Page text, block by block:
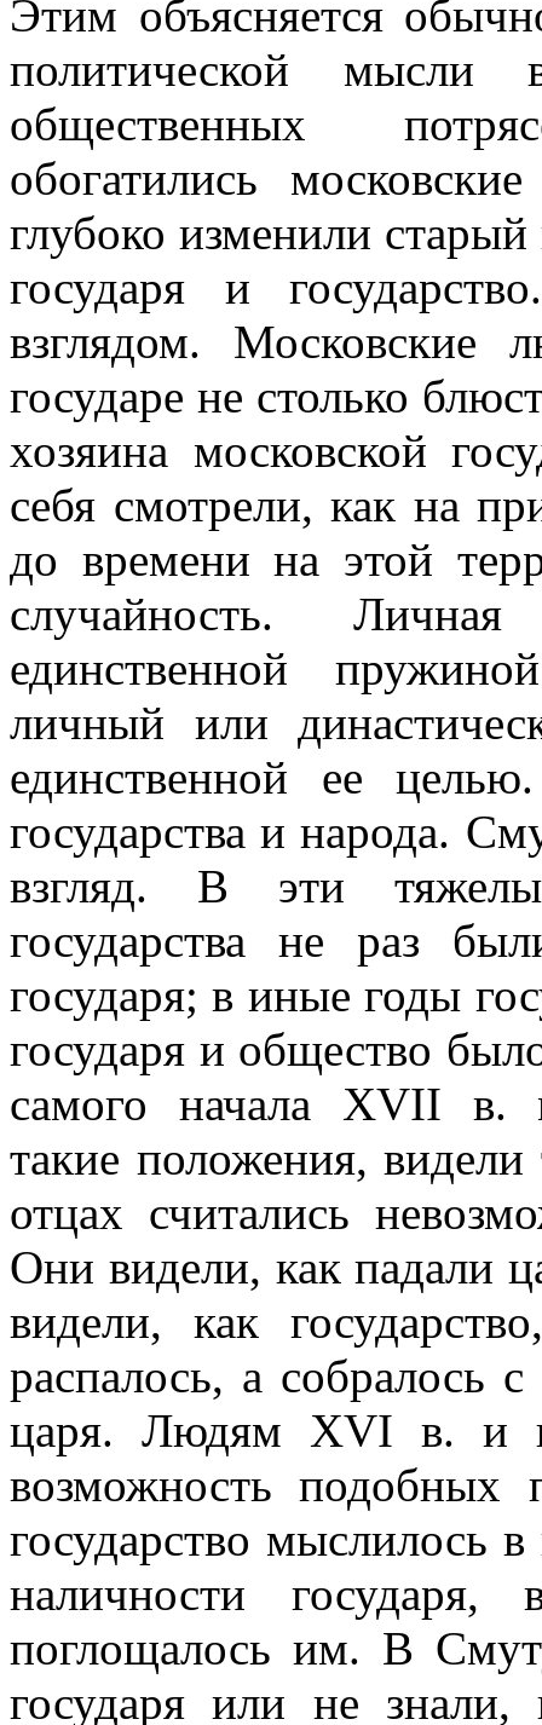
Этим объясняется
политической
общественных
обогатились
глубоко изменили
государя и
взглядом.
государе не столько
хозяина московской
себя смотрели, как на
до времени на этой
случайность.
единственной
личный или
единственной ее
государства и народа.
взгляд. В эти
государства не раз
государя; в иные годы
государя и общество
самого начала XVII в.
такие положения,
отцах считались
Они видели, как падали
видели, как
распалось, а собралось
царя. Людям XVI в. и в
возможность
государство мыслилось
наличности
поглощалось им. В
государя или не